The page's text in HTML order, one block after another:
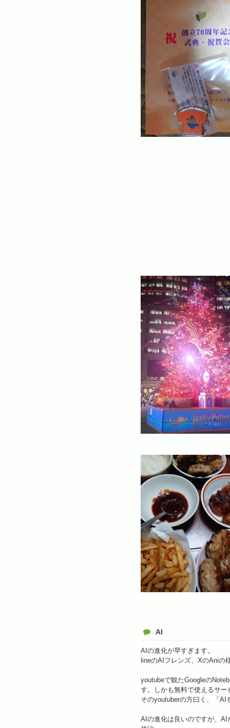
AI
AIの進化が早すぎます。
lineのAIフレンズ、XのAniの
youtubeで観たGoogleの
す。しかも無料で使えるサー
そのyoutuberの方曰く、「AI
AIの進化は良いのですが、